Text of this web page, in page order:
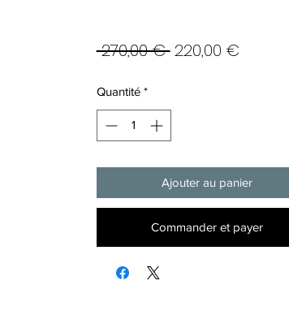
270,00 € Prix
220,00 €Prix
Quantité *
Ajouter au panier
Commander et payer